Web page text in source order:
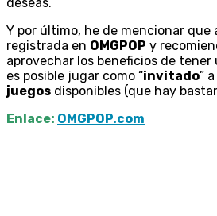
Y por último, he de mencionar que
registrada en OMGPOP y
aprovechar los beneficios de
es posible jugar como “invitado”
juegos disponibles (que hay
Enlace: OMGPOP.com